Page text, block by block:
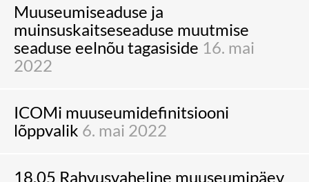
Muuseumiseaduse ja
muinsuskaitseseaduse muutmise
seaduse eelnõu tagasiside 16. mai
2022
ICOMi muuseumidefinitsiooni
lõppvalik 6. mai 2022
18.05 Rahvusvaheline muuseumipäev